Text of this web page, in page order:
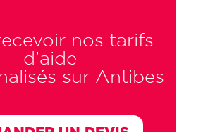
nos tarifs
d’aide
sur Antibes